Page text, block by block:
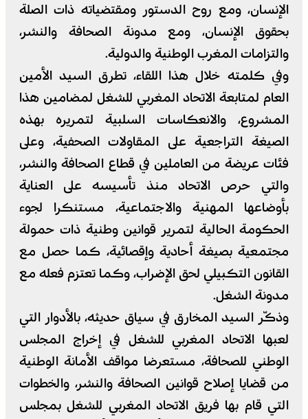
الإنسان، ومع روح الدستور ومقتضياته ذات الصلة
بحقوق الإنسان، ومع مدونة الصحافة والنشر،
والتزامات المغرب الوطنية والدولية.
وفي كلمته خلال هذا اللقاء، تطرق السيد الأمين
العام لمتابعة الاتحاد المغربي للشغل لمضامين هذا
المشروع، والانعكاسات السلبية لتمريره بهذه
الصيغة التراجعية على المقاولات الصحفية، وعلى
فئات عريضة من العاملين في قطاع الصحافة والنشر،
والتي حرص الاتحاد منذ تأسيسه على العناية
بأوضاعها المهنية والاجتماعية، مستنكرا لجوء
الحكومة الحالية لتمرير قوانين وطنية ذات حمولة
مجتمعية بصيغة أحادية وإقصائية، كما حصل مع
القانون التكبيلي لحق الإضراب، وكما تعتزم فعله مع
مدونة الشغل.
وذكّر السيد المخارق في سياق حديثه، بالأدوار التي
لعبها الاتحاد المغربي للشغل في إخراج المجلس
الوطني للصحافة، مستعرضا مواقف الأمانة الوطنية
من قضايا إصلاح قوانين الصحافة والنشر، والخطوات
التي قام بها فريق الاتحاد المغربي للشغل بمجلس